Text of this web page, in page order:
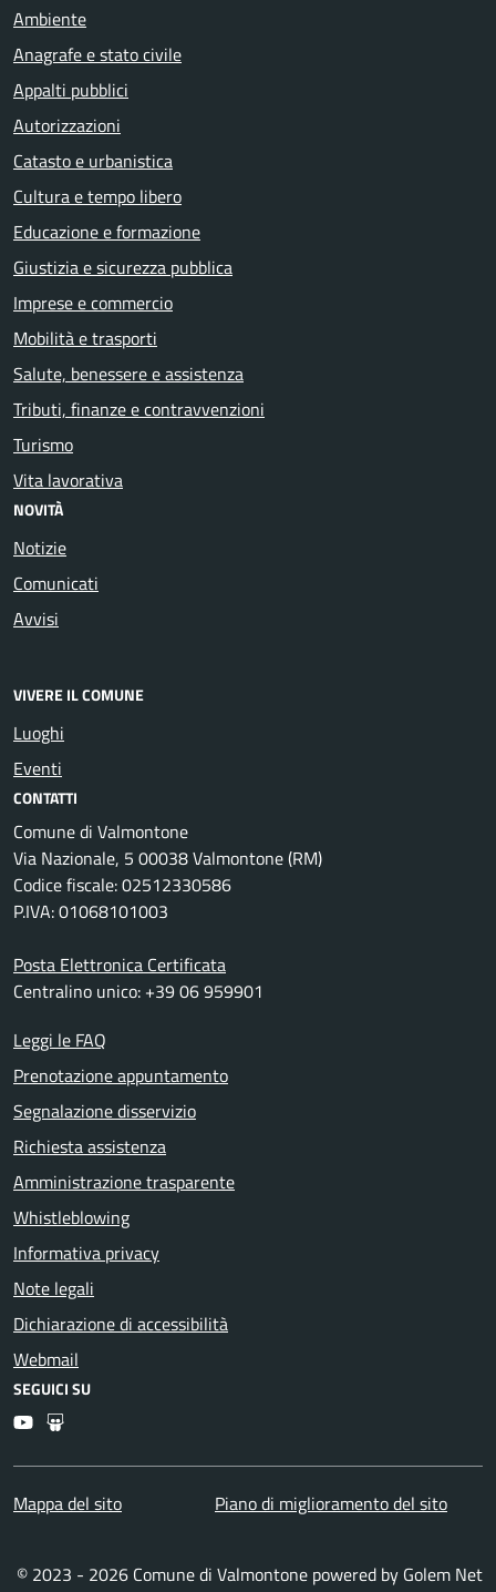
Ambiente
Anagrafe e stato civile
Appalti pubblici
Autorizzazioni
Catasto e urbanistica
Cultura e tempo libero
Educazione e formazione
Giustizia e sicurezza pubblica
Imprese e commercio
Mobilità e trasporti
Salute, benessere e assistenza
Tributi, finanze e contravvenzioni
Turismo
Vita lavorativa
NOVITÀ
Notizie
Comunicati
Avvisi
VIVERE IL COMUNE
Luoghi
Eventi
CONTATTI
Comune di Valmontone
Via Nazionale, 5 00038 Valmontone (RM)
Codice fiscale: 02512330586
P.IVA: 01068101003
Posta Elettronica Certificata
Centralino unico: +39 06 959901
Leggi le FAQ
Prenotazione appuntamento
Segnalazione disservizio
Richiesta assistenza
Amministrazione trasparente
Whistleblowing
Informativa privacy
Note legali
Dichiarazione di accessibilità
Webmail
SEGUICI SU
YoutubeSlideshare
Mappa del sito Piano di miglioramento del sito
© 2023 - 2026 Comune di Valmontone powered by Golem Net